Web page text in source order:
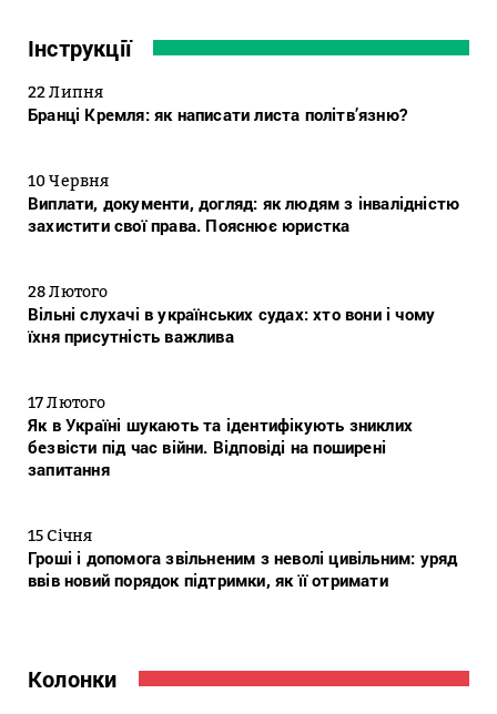
Інструкції
22 Липня
Бранці Кремля: як написати листа політв’язню?
10 Червня
Виплати, документи, догляд: як людям з інвалідністю
захистити свої права. Пояснює юристка
28 Лютого
Вільні слухачі в українських судах: хто вони і чому
їхня присутність важлива
17 Лютого
Як в Україні шукають та ідентифікують зниклих
безвісти під час війни. Відповіді на поширені
запитання
15 Січня
Гроші і допомога звільненим з неволі цивільним: уряд
ввів новий порядок підтримки, як її отримати
Колонки